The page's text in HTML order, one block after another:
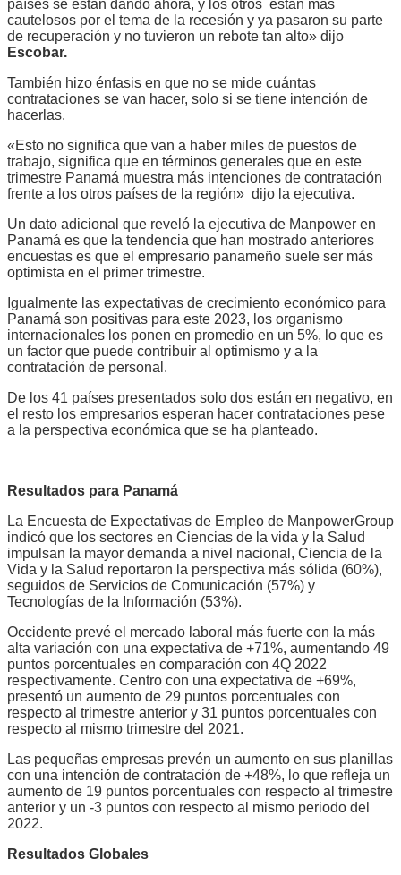
países se están dando ahora, y los otros están más
cautelosos por el tema de la recesión y ya pasaron su parte
de recuperación y no tuvieron un rebote tan alto» dijo
Escobar.
También hizo énfasis en que no se mide cuántas
contrataciones se van hacer, solo si se tiene intención de
hacerlas.
«Esto no significa que van a haber miles de puestos de
trabajo, significa que en términos generales que en este
trimestre Panamá muestra más intenciones de contratación
frente a los otros países de la región» dijo la ejecutiva.
Un dato adicional que reveló la ejecutiva de Manpower en
Panamá es que la tendencia que han mostrado anteriores
encuestas es que el empresario panameño suele ser más
optimista en el primer trimestre.
Igualmente las expectativas de crecimiento económico para
Panamá son positivas para este 2023, los organismo
internacionales los ponen en promedio en un 5%, lo que es
un factor que puede contribuir al optimismo y a la
contratación de personal.
De los 41 países presentados solo dos están en negativo, en
el resto los empresarios esperan hacer contrataciones pese
a la perspectiva económica que se ha planteado.
Resultados para Panamá
La Encuesta de Expectativas de Empleo de ManpowerGroup
indicó que los sectores en Ciencias de la vida y la Salud
impulsan la mayor demanda a nivel nacional, Ciencia de la
Vida y la Salud reportaron la perspectiva más sólida (60%),
seguidos de Servicios de Comunicación (57%) y
Tecnologías de la Información (53%).
Occidente prevé el mercado laboral más fuerte con la más
alta variación con una expectativa de +71%, aumentando 49
puntos porcentuales en comparación con 4Q 2022
respectivamente. Centro con una expectativa de +69%,
presentó un aumento de 29 puntos porcentuales con
respecto al trimestre anterior y 31 puntos porcentuales con
respecto al mismo trimestre del 2021.
Las pequeñas empresas prevén un aumento en sus planillas
con una intención de contratación de +48%, lo que refleja un
aumento de 19 puntos porcentuales con respecto al trimestre
anterior y un -3 puntos con respecto al mismo periodo del
2022.
Resultados Globales